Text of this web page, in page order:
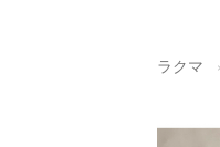
ラクマ